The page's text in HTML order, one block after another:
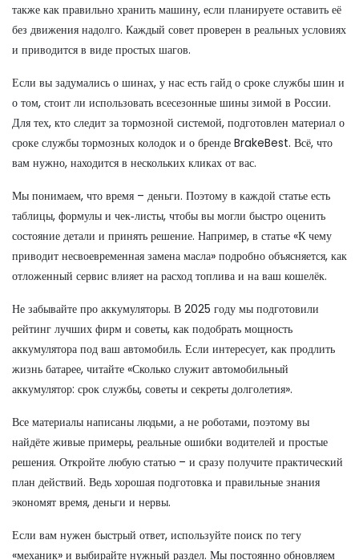
также как правильно хранить машину, если планируете оставить её
без движения надолго. Каждый совет проверен в реальных условиях
и приводится в виде простых шагов.
Если вы задумались о шинах, у нас есть гайд о сроке службы шин и
о том, стоит ли использовать всесезонные шины зимой в России.
Для тех, кто следит за тормозной системой, подготовлен материал о
сроке службы тормозных колодок и о бренде BrakeBest. Всё, что
вам нужно, находится в нескольких кликах от вас.
Мы понимаем, что время – деньги. Поэтому в каждой статье есть
таблицы, формулы и чек‑листы, чтобы вы могли быстро оценить
состояние детали и принять решение. Например, в статье «К чему
приводит несвоевременная замена масла» подробно объясняется, как
отложенный сервис влияет на расход топлива и на ваш кошелёк.
Не забывайте про аккумуляторы. В 2025 году мы подготовили
рейтинг лучших фирм и советы, как подобрать мощность
аккумулятора под ваш автомобиль. Если интересует, как продлить
жизнь батарее, читайте «Сколько служит автомобильный
аккумулятор: срок службы, советы и секреты долголетия».
Все материалы написаны людьми, а не роботами, поэтому вы
найдёте живые примеры, реальные ошибки водителей и простые
решения. Откройте любую статью – и сразу получите практический
план действий. Ведь хорошая подготовка и правильные знания
экономят время, деньги и нервы.
Если вам нужен быстрый ответ, используйте поиск по тегу
«механик» и выбирайте нужный раздел. Мы постоянно обновляем